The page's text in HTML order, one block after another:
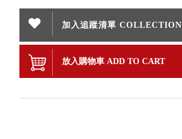
加入追蹤清單 COLLECTION
放入購物車 ADD TO CART